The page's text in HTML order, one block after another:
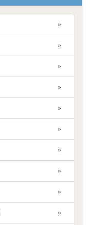
»
»
»
»
»
»
»
»
»
»